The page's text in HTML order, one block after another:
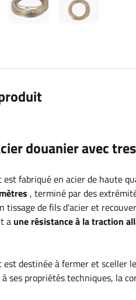
douanier avec
est fabriqué en acier de haute
, terminé par des
tissage de fils d'acier et
a une résistance à la traction
est destinée à fermer et sceller
à ses propriétés techniques, la